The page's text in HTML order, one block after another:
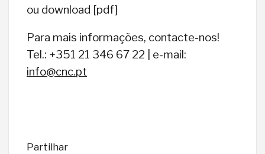
ou download [pdf]
Para mais informações, contacte-nos!
Tel.: +351 21 346 67 22 | e-mail:
info@cnc.pt
Partilhar